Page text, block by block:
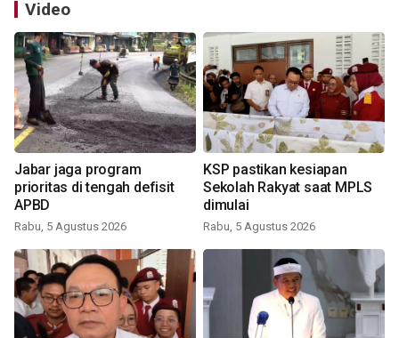
Video
Jabar jaga program
prioritas di tengah defisit
APBD
Rabu, 5 Agustus 2026
KSP pastikan kesiapan
Sekolah Rakyat saat MPLS
dimulai
Rabu, 5 Agustus 2026